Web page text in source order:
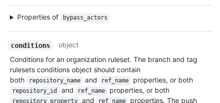
Properties of bypass_actors
conditions
object
Conditions for an organization ruleset. The branch and tag
rulesets conditions object should contain
both
repository_name and ref_name properties, or both
repository_id and ref_name properties, or both
repository_property and ref_name
properties. The push